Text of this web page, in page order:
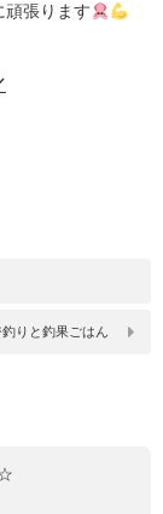
頑張ります
釣りと釣果ごはん